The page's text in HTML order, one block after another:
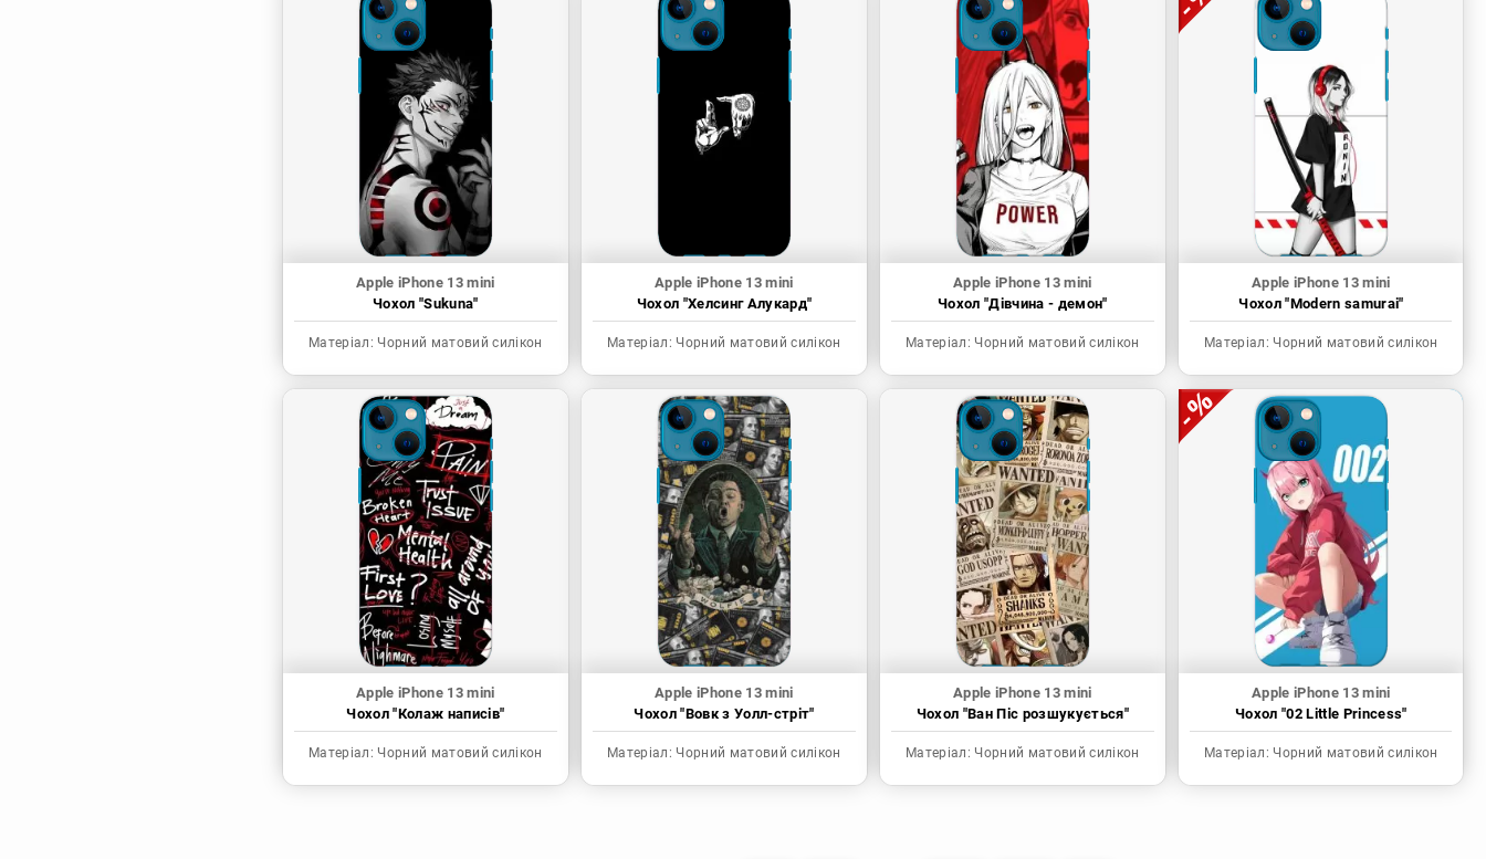
Apple iPhone 13 mini
Чохол "Sukuna"
Матеріал: Чорний матовий силікон
Apple iPhone 13 mini
Чохол "Хелсинг Алукард"
Матеріал: Чорний матовий силікон
Apple iPhone 13 mini
Чохол "Дівчина - демон"
Матеріал: Чорний матовий силікон
Apple iPhone 13 mini
Чохол "Modern samurai"
Матеріал: Чорний матовий силікон
Apple iPhone 13 mini
Чохол "Колаж написів"
Матеріал: Чорний матовий силікон
Apple iPhone 13 mini
Чохол "Вовк з Уолл-стріт"
Матеріал: Чорний матовий силікон
Apple iPhone 13 mini
Чохол "Ван Піс розшукується"
Матеріал: Чорний матовий силікон
Apple iPhone 13 mini
Чохол "02 Little Princess"
Матеріал: Чорний матовий силікон